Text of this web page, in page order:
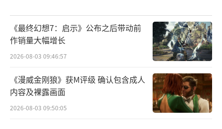
《最终幻想7：启示》公布之后带动前
作销量大幅增长
2026-08-03 09:46:57
《漫威金刚狼》获M评级 确认包含成人
内容及裸露画面
2026-08-03 09:50:05